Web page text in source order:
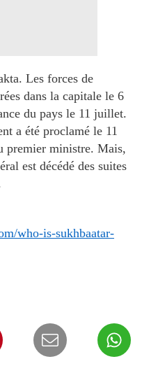
Les forces de
dans la capitale le 6
du pays le 11 juillet.
a été proclamé le 11
premier ministre. Mais,
est décédé des suites
who-is-sukhbaatar-